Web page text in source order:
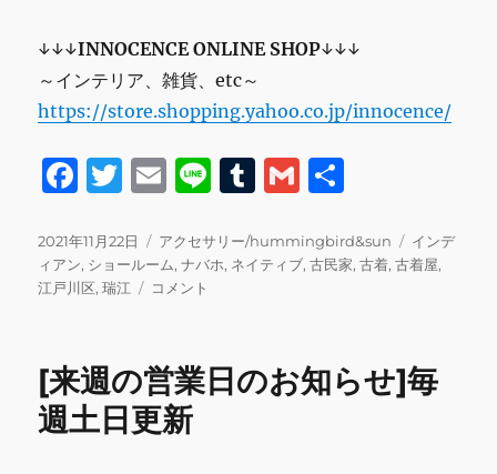
↓↓↓INNOCENCE ONLINE SHOP↓↓↓
～インテリア、雑貨、etc～
https://store.shopping.yahoo.co.jp/innocence/
F
c
e
o
o
k
T
it
te
E
ai
l
Li
e
T
m
bl
G
ai
l
投
稿
日:
2021年11月22日
カ
テ
ゴ
アクセサリー/hummingbird&sun
タ
グ
インデ
ィアン, ショールーム,ナバホ, ネイティブ,古民家,古着,古着屋,
江戸川区,瑞江
ね
ザ
イ
ン
コメント
[来週の営業日のお知らせ]毎
週土日更新